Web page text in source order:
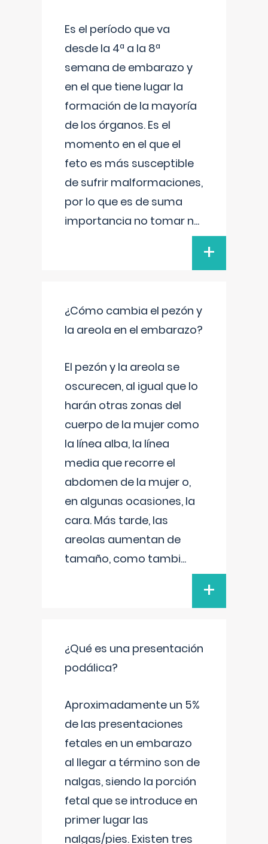
Es el período que va
desde la 4ª a la 8ª
semana de embarazo y
en el que tiene lugar la
formación de la mayoría
de los órganos. Es el
momento en el que el
feto es más susceptible
de sufrir malformaciones,
por lo que es de suma
importancia no tomar n...
+
¿Cómo cambia el pezón y
la areola en el embarazo?
El pezón y la areola se
oscurecen, al igual que lo
harán otras zonas del
cuerpo de la mujer como
la línea alba, la línea
media que recorre el
abdomen de la mujer o,
en algunas ocasiones, la
cara. Más tarde, las
areolas aumentan de
tamaño, como tambi...
+
¿Qué es una presentación
podálica?
Aproximadamente un 5%
de las presentaciones
fetales en un embarazo
al llegar a término son de
nalgas, siendo la porción
fetal que se introduce en
primer lugar las
nalgas/pies. Existen tres